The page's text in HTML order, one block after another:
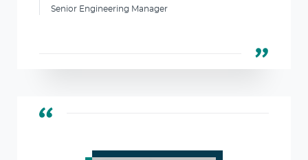
Senior Engineering Manager